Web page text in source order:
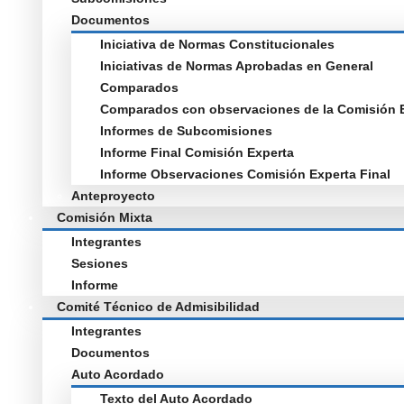
Documentos
Iniciativa de Normas Constitucionales
Iniciativas de Normas Aprobadas en General
Comparados
Comparados con observaciones de la Comisión
Informes de Subcomisiones
Informe Final Comisión Experta
Informe Observaciones Comisión Experta Final
Anteproyecto
Comisión Mixta
Integrantes
Sesiones
Informe
Comité Técnico de Admisibilidad
Integrantes
Documentos
Auto Acordado
Texto del Auto Acordado